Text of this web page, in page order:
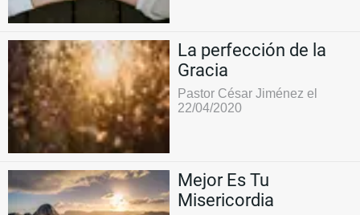
La perfección de la
Gracia
Pastor César Jiménez el
22/04/2020
Mejor Es Tu
Misericordia